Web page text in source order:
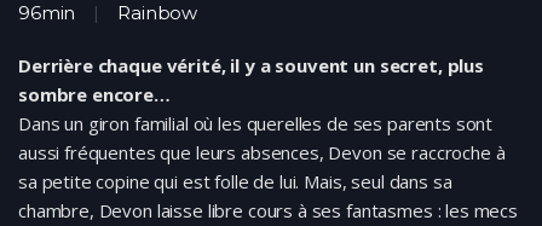
96min Rainbow
Derrière chaque vérité, il y a souvent un secret, plus
sombre encore…
Dans un giron familial où les querelles de ses parents sont
aussi fréquentes que leurs absences, Devon se raccroche à
sa petite copine qui est folle de lui. Mais, seul dans sa
chambre, Devon laisse libre cours à ses fantasmes : les mecs